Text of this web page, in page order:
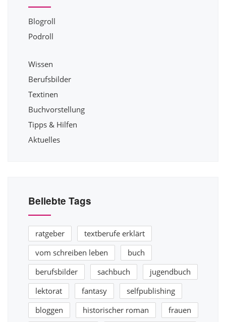
Blogroll
Podroll
Wissen
Berufsbilder
Textinen
Buchvorstellung
Tipps & Hilfen
Aktuelles
Beliebte Tags
ratgeber
textberufe erklärt
vom schreiben leben
buch
berufsbilder
sachbuch
jugendbuch
lektorat
fantasy
selfpublishing
bloggen
historischer roman
frauen